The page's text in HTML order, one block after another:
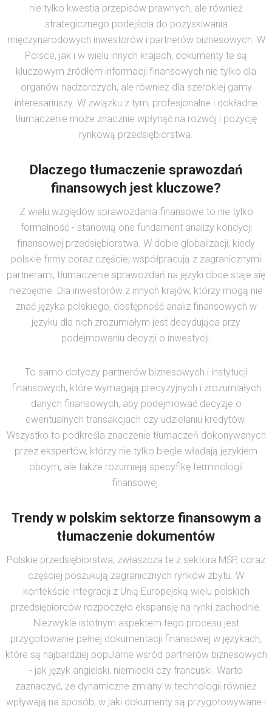
nie tylko kwestia przepisów prawnych, ale również
strategicznego podejścia do pozyskiwania
międzynarodowych inwestorów i partnerów biznesowych. W
Polsce, jak i w wielu innych krajach, dokumenty te są
kluczowym źródłem informacji finansowych nie tylko dla
organów nadzorczych, ale również dla szerokiej gamy
interesariuszy. W związku z tym, profesjonalne i dokładne
tłumaczenie może znacznie wpłynąć na rozwój i pozycję
rynkową przedsiębiorstwa.
Dlaczego tłumaczenie sprawozdań
finansowych jest kluczowe?
Z wielu względów sprawozdania finansowe to nie tylko
formalność - stanowią one fundament analizy kondycji
finansowej przedsiębiorstwa. W dobie globalizacji, kiedy
polskie firmy coraz częściej współpracują z zagranicznymi
partnerami, tłumaczenie sprawozdań na języki obce staje się
niezbędne. Dla inwestorów z innych krajów, którzy mogą nie
znać języka polskiego, dostępność analiz finansowych w
języku dla nich zrozumiałym jest decydująca przy
podejmowaniu decyzji o inwestycji.
To samo dotyczy partnerów biznesowych i instytucji
finansowych, które wymagają precyzyjnych i zrozumiałych
danych finansowych, aby podejmować decyzje o
ewentualnych transakcjach czy udzielaniu kredytów.
Wszystko to podkreśla znaczenie tłumaczeń dokonywanych
przez ekspertów, którzy nie tylko biegle władają językiem
obcym, ale także rozumieją specyfikę terminologii
finansowej.
Trendy w polskim sektorze finansowym a
tłumaczenie dokumentów
Polskie przedsiębiorstwa, zwłaszcza te z sektora MŚP, coraz
częściej poszukują zagranicznych rynków zbytu. W
kontekście integracji z Unią Europejską wielu polskich
przedsiębiorców rozpoczęło ekspansję na rynki zachodnie.
Niezwykle istotnym aspektem tego procesu jest
przygotowanie pełnej dokumentacji finansowej w językach,
które są najbardziej popularne wśród partnerów biznesowych
- jak język angielski, niemiecki czy francuski. Warto
zaznaczyć, że dynamiczne zmiany w technologii również
wpływają na sposób, w jaki dokumenty są przygotowywane i